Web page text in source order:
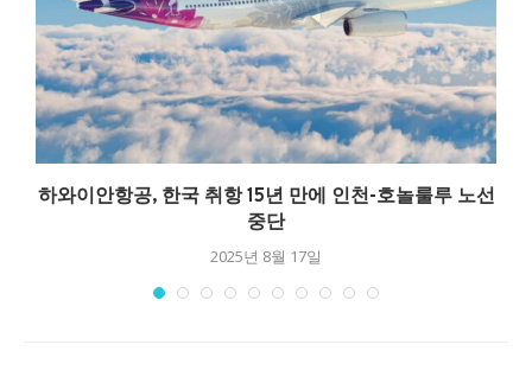
하와이안항공, 한국 취항 15년 만에 인천-호놀룰루 노선
중단
2025년 8월 17일